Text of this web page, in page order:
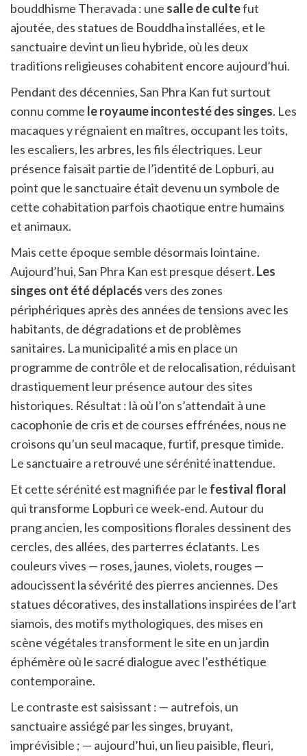
bouddhisme Theravada : une salle de cultefut
ajoutée, des statues de Bouddha installées, et le
sanctuaire devint un lieu hybride, où les deux
traditions religieuses cohabitent encore aujourd’hui.
Pendant des décennies, San Phra Kan fut surtout
connu comme le royaume incontesté des singes. Les
macaques y régnaient en maîtres, occupant les toits,
les escaliers, les arbres, les fils électriques. Leur
présence faisait partie de l’identité de Lopburi, au
point que le sanctuaire était devenu un symbole de
cette cohabitation parfois chaotique entre humains
et animaux.
Mais cette époque semble désormais lointaine.
Aujourd’hui, San Phra Kan est presque désert. Les
singes ont été déplacésvers des zones
périphériques après des années de tensions avec les
habitants, de dégradations et de problèmes
sanitaires. La municipalité a mis en place un
programme de contrôle et de relocalisation, réduisant
drastiquement leur présence autour des sites
historiques. Résultat : là où l’on s’attendait à une
cacophonie de cris et de courses effrénées, nous ne
croisons qu’un seul macaque, furtif, presque timide.
Le sanctuaire a retrouvé une sérénité inattendue.
Et cette sérénité est magnifiée par le festival floral
qui transforme Lopburi ce week‑end. Autour du
prang ancien, les compositions florales dessinent des
cercles, des allées, des parterres éclatants. Les
couleurs vives — roses, jaunes, violets, rouges —
adoucissent la sévérité des pierres anciennes. Des
statues décoratives, des installations inspirées de l’art
siamois, des motifs mythologiques, des mises en
scène végétales transforment le site en un jardin
éphémère où le sacré dialogue avec l’esthétique
contemporaine.
Le contraste est saisissant : — autrefois, un
sanctuaire assiégé par les singes, bruyant,
imprévisible ; — aujourd’hui, un lieu paisible, fleuri,